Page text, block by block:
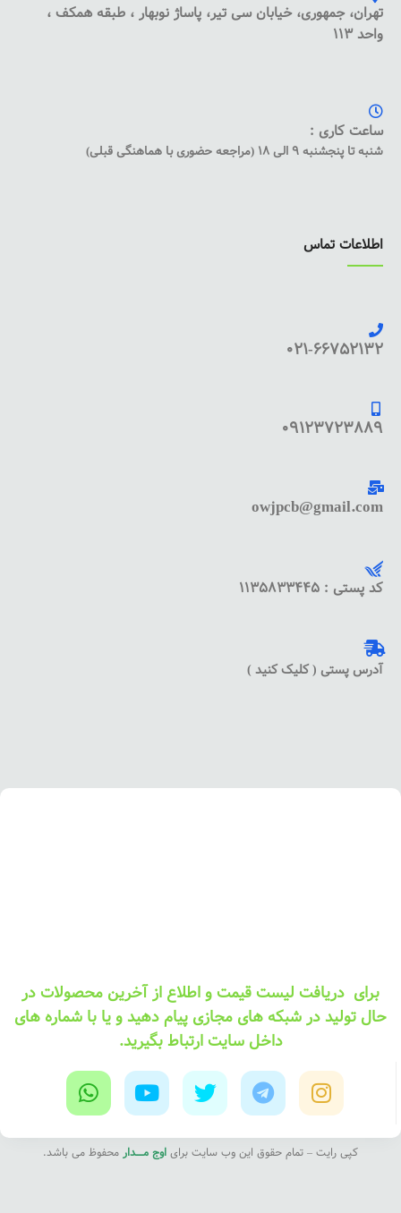
تهران، جمهوری، خیابان سی تیر، پاساژ نوبهار ، طبقه همکف ،
واحد 113
ساعت کاری :
شنبه تا پنجشنبه 9 الی 18 (مراجعه حضوری با هماهنگی قبلی)
اطلاعات تماس
021-66752132
09123723889
owjpcb@gmail.com
کد پستی : 1135833445
آدرس پستی ( کلیک کنید )
برای دریافت لیست قیمت و اطلاع از آخرین محصولات در
حال تولید در شبکه های مجازی پیام دهید و یا با شماره های
داخل سایت ارتباط بگیرید.
کپی رایت – تمام حقوق این وب سایت برای اوج مــــدار محفوظ می باشد.